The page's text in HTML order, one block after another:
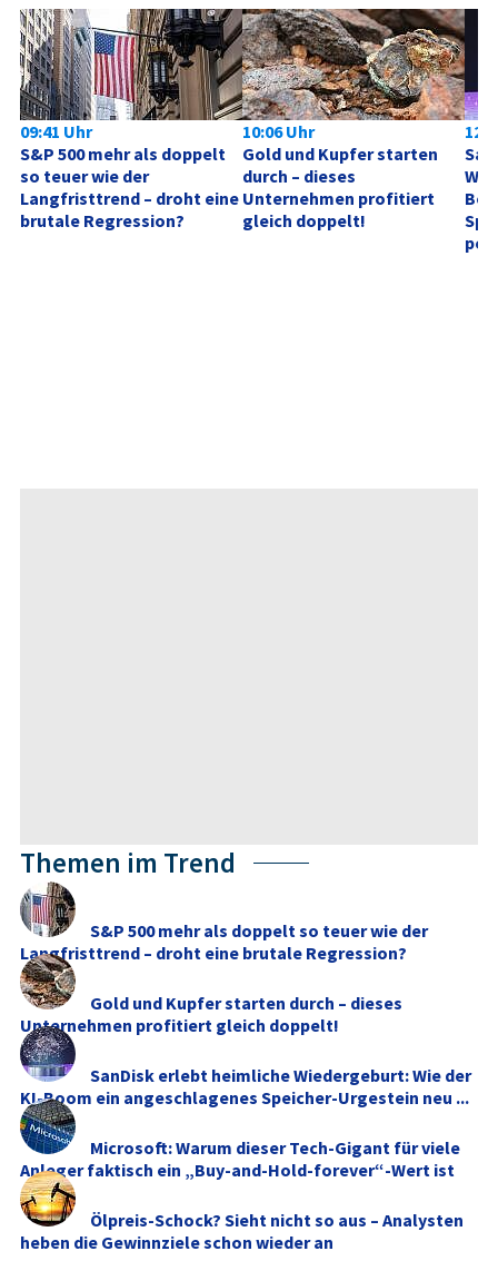
09:41 Uhr
S&P 500 mehr als doppelt
so teuer wie der
Langfristtrend – droht eine
brutale Regression?
10:06 Uhr
Gold und Kupfer starten
durch – dieses
Unternehmen profitiert
gleich doppelt!
Themen im Trend
S&P 500 mehr als doppelt so teuer wie der
Langfristtrend – droht eine brutale Regression?
Gold und Kupfer starten durch – dieses
Unternehmen profitiert gleich doppelt!
SanDisk erlebt heimliche Wiedergeburt: Wie der
KI-Boom ein angeschlagenes Speicher-Urgestein neu ...
Microsoft: Warum dieser Tech-Gigant für viele
Anleger faktisch ein „Buy-and-Hold-forever“-Wert ist
Ölpreis-Schock? Sieht nicht so aus – Analysten
heben die Gewinnziele schon wieder an